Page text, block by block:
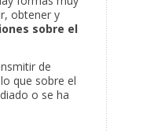
obtener y
sobre el
de
que sobre el
o se ha